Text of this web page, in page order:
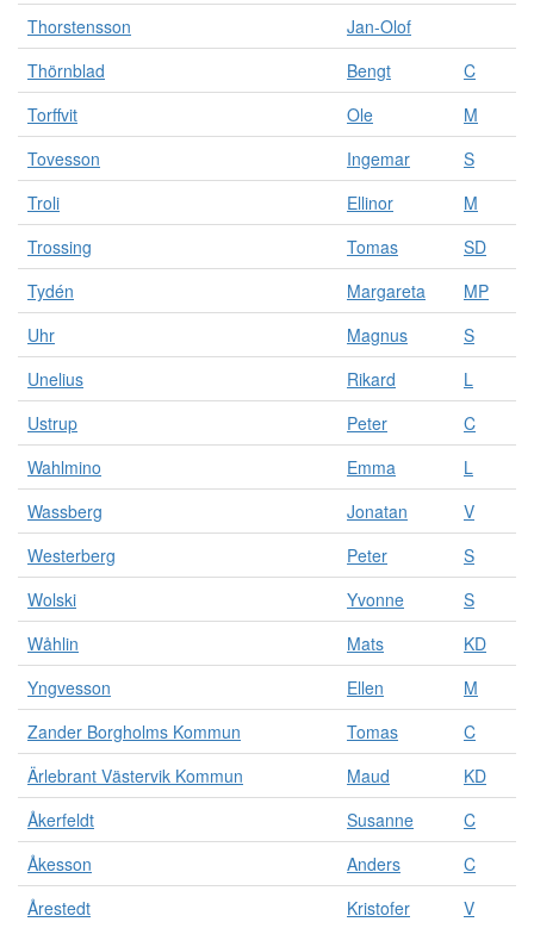
Thorstensson
Jan-Olof
Thörnblad
Bengt
C
Torffvit
Ole
M
Tovesson
Ingemar
S
Troli
Ellinor
M
Trossing
Tomas
SD
Tydén
Margareta
MP
Uhr
Magnus
S
Unelius
Rikard
L
Ustrup
Peter
C
Wahlmino
Emma
L
Wassberg
Jonatan
V
Westerberg
Peter
S
Wolski
Yvonne
S
Wåhlin
Mats
KD
Yngvesson
Ellen
M
Zander Borgholms Kommun
Tomas
C
Ärlebrant Västervik Kommun
Maud
KD
Åkerfeldt
Susanne
C
Åkesson
Anders
C
Årestedt
Kristofer V